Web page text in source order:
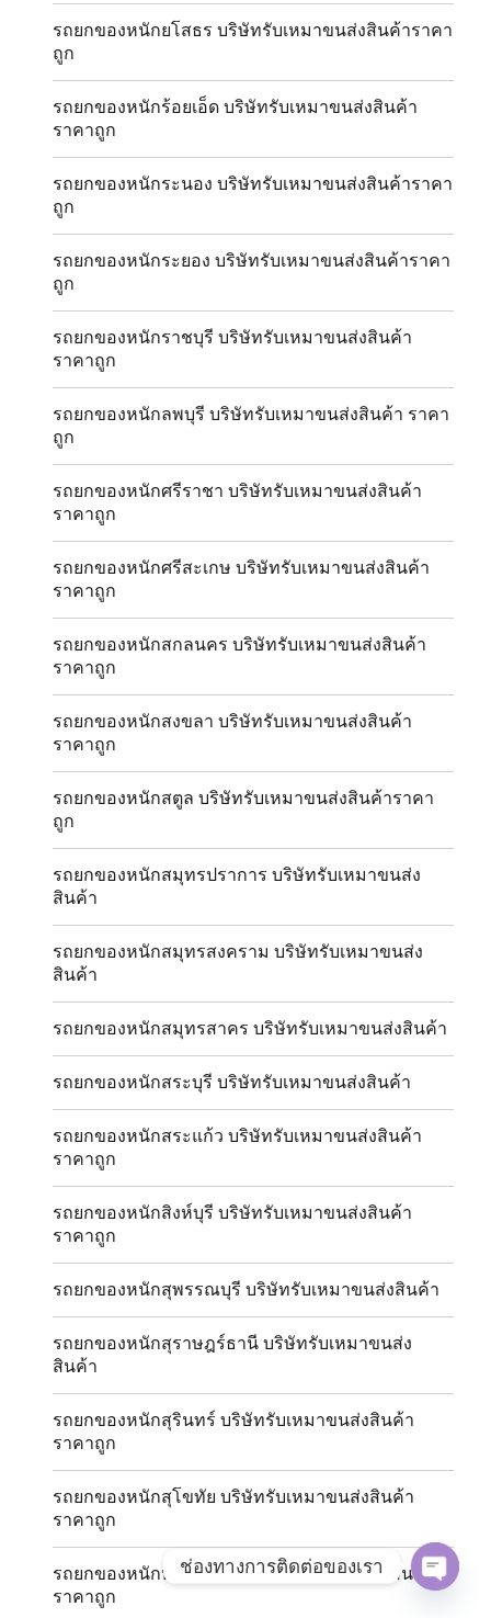
รถยกของหนักยโสธร บริษัทรับเหมาขนส่งสินค้าราคา
ถูก
รถยกของหนักร้อยเอ็ด บริษัทรับเหมาขนส่งสินค้า
ราคาถูก
รถยกของหนักระนอง บริษัทรับเหมาขนส่งสินค้าราคา
ถูก
รถยกของหนักระยอง บริษัทรับเหมาขนส่งสินค้าราคา
ถูก
รถยกของหนักราชบุรี บริษัทรับเหมาขนส่งสินค้า
ราคาถูก
รถยกของหนักลพบุรี บริษัทรับเหมาขนส่งสินค้า ราคา
ถูก
รถยกของหนักศรีราชา บริษัทรับเหมาขนส่งสินค้า
ราคาถูก
รถยกของหนักศรีสะเกษ บริษัทรับเหมาขนส่งสินค้า
ราคาถูก
รถยกของหนักสกลนคร บริษัทรับเหมาขนส่งสินค้า
ราคาถูก
รถยกของหนักสงขลา บริษัทรับเหมาขนส่งสินค้า
ราคาถูก
รถยกของหนักสตูล บริษัทรับเหมาขนส่งสินค้าราคา
ถูก
รถยกของหนักสมุทรปราการ บริษัทรับเหมาขนส่ง
สินค้า
รถยกของหนักสมุทรสงคราม บริษัทรับเหมาขนส่ง
สินค้า
รถยกของหนักสมุทรสาคร บริษัทรับเหมาขนส่งสินค้า
รถยกของหนักสระบุรี บริษัทรับเหมาขนส่งสินค้า
รถยกของหนักสระแก้ว บริษัทรับเหมาขนส่งสินค้า
ราคาถูก
รถยกของหนักสิงห์บุรี บริษัทรับเหมาขนส่งสินค้า
ราคาถูก
รถยกของหนักสุพรรณบุรี บริษัทรับเหมาขนส่งสินค้า
รถยกของหนักสุราษฎร์ธานี บริษัทรับเหมาขนส่ง
สินค้า
รถยกของหนักสุรินทร์ บริษัทรับเหมาขนส่งสินค้า
ราคาถูก
รถยกของหนักสุโขทัย บริษัทรับเหมาขนส่งสินค้า
ราคาถูก
รถยกของหนักหนองคาย บริษัทรับเหมาขนส่งสินค้า
ราคาถูก
ช่องทางการติดต่อของเรา
OPEN